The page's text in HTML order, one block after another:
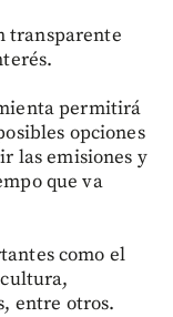
transparente
permitirá
opciones
las emisiones y
que va
como el
entre otros.